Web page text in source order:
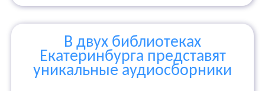
В двух библиотеках
Екатеринбурга представят
уникальные аудиосборники